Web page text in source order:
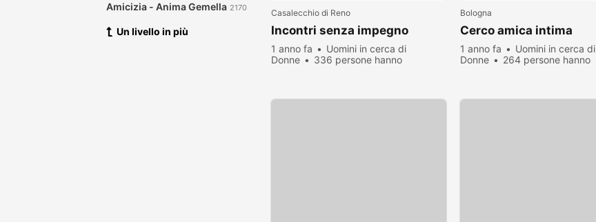
Amicizia - Anima Gemella 2170
Un livello in più
Casalecchio di Reno
Incontri senza impegno
1 anno fa
Uomini in cerca di
Donne
336 persone hanno
Bologna
Cerco amica intima
1 anno fa
Uomini in cerca di
Donne
264 persone hanno